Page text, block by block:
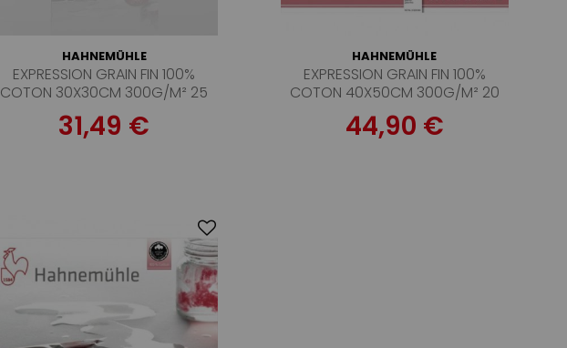
HAHNEMÜHLE
EXPRESSION GRAIN FIN 100%
COTON 30X30CM 300G/M² 25
FEUILLES
31,49 €
HAHNEMÜHLE
EXPRESSION GRAIN FIN 100%
COTON 40X50CM 300G/M² 20
FEUILLES
44,90 €